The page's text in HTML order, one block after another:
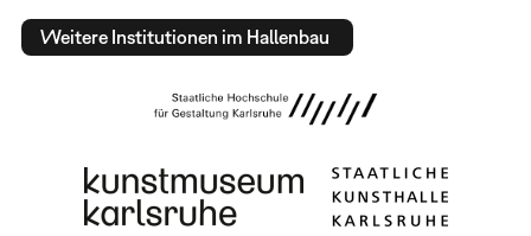
Weitere Institutionen im Hallenbau